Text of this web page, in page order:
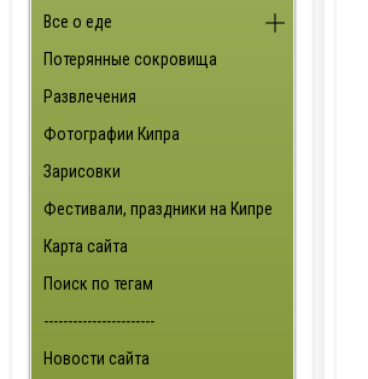
Все о еде
Потерянные сокровища
Развлечения
Фотографии Кипра
Зарисовки
Фестивали, праздники на Кипре
Карта сайта
Поиск по тегам
-----------------------
Новости сайта